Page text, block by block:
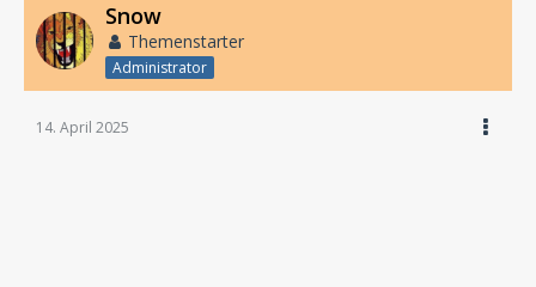
Snow
Themenstarter
Administrator
14. April 2025